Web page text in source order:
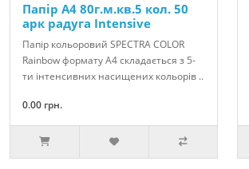
Папір А4 80г.м.кв.5 кол. 50
арк радуга Intensive
Папір кольоровий SPECTRA COLOR
Rainbow формату А4 складається з 5-
ти інтенсивних насищених кольорів ..
0.00 грн.